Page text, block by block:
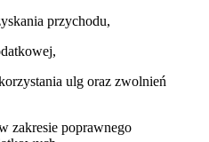
przychodu,
ulg oraz zwolnień
zakresie poprawnego